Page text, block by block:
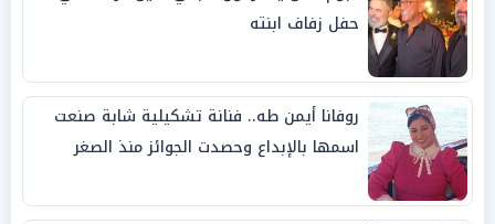
حفل زفاف ابنته
روفانا أيمن طه.. فنانة تشكيلية شابة صنعت
اسمها بالإبداع وحصدت الجوائز منذ الصغر